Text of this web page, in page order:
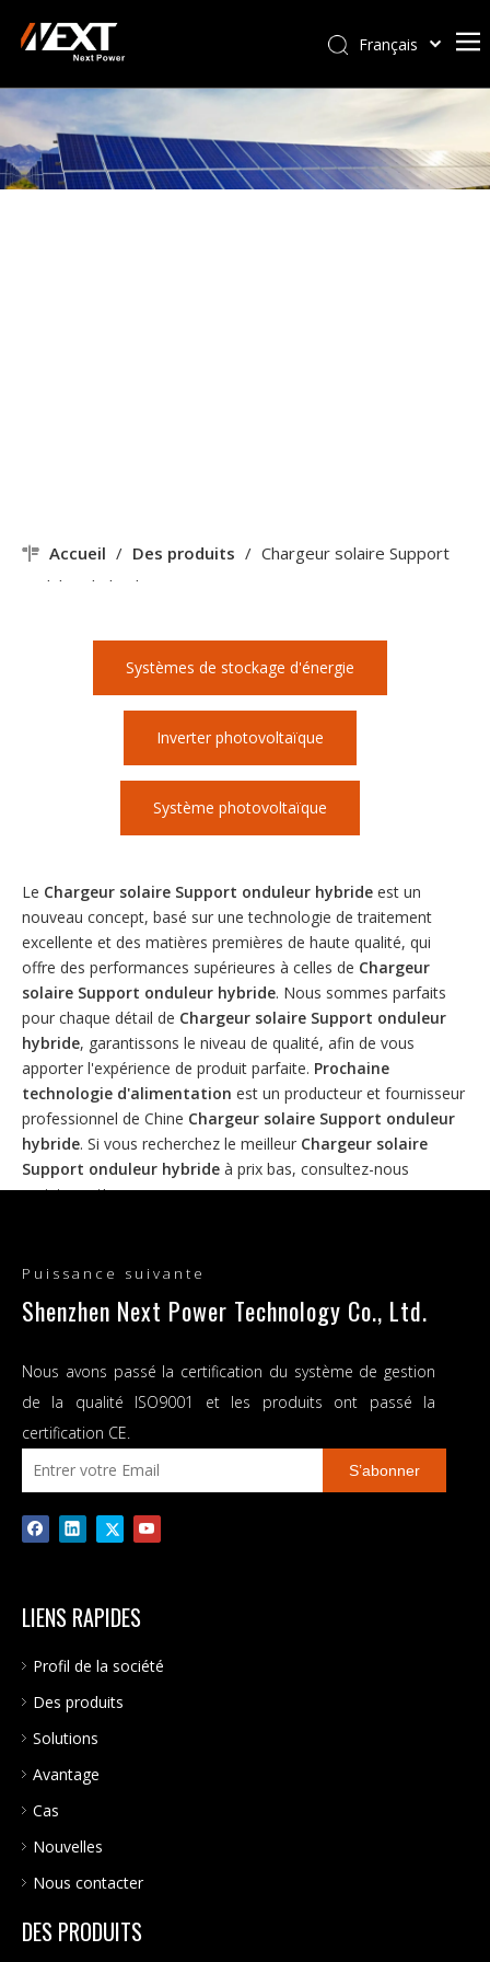
Français
Kiswahili
ไทย
Italiano
Accueil / Des produits / Chargeur solaire Support
onduleur hybride
Systèmes de stockage d'énergie
Inverter photovoltaïque
Système photovoltaïque
Le Chargeur solaire Support onduleur hybride est un
nouveau concept, basé sur une technologie de traitement
excellente et des matières premières de haute qualité, qui
offre des performances supérieures à celles de Chargeur
solaire Support onduleur hybride. Nous sommes parfaits
pour chaque détail de Chargeur solaire Support onduleur
hybride, garantissons le niveau de qualité, afin de vous
apporter l'expérience de produit parfaite. Prochaine
technologie d'alimentation est un producteur et fournisseur
professionnel de Chine Chargeur solaire Support onduleur
hybride. Si vous recherchez le meilleur Chargeur solaire
Support onduleur hybride à prix bas, consultez-nous
maintenant!
Puissance suivante
Shenzhen Next Power Technology Co., Ltd.
Nous avons passé la certification du système de gestion
de la qualité ISO9001 et les produits ont passé la
certification CE.
S’abonner
LIENS RAPIDES
Profil de la société
Des produits
Solutions
Avantage
Cas
Nouvelles
Nous contacter
DES PRODUITS